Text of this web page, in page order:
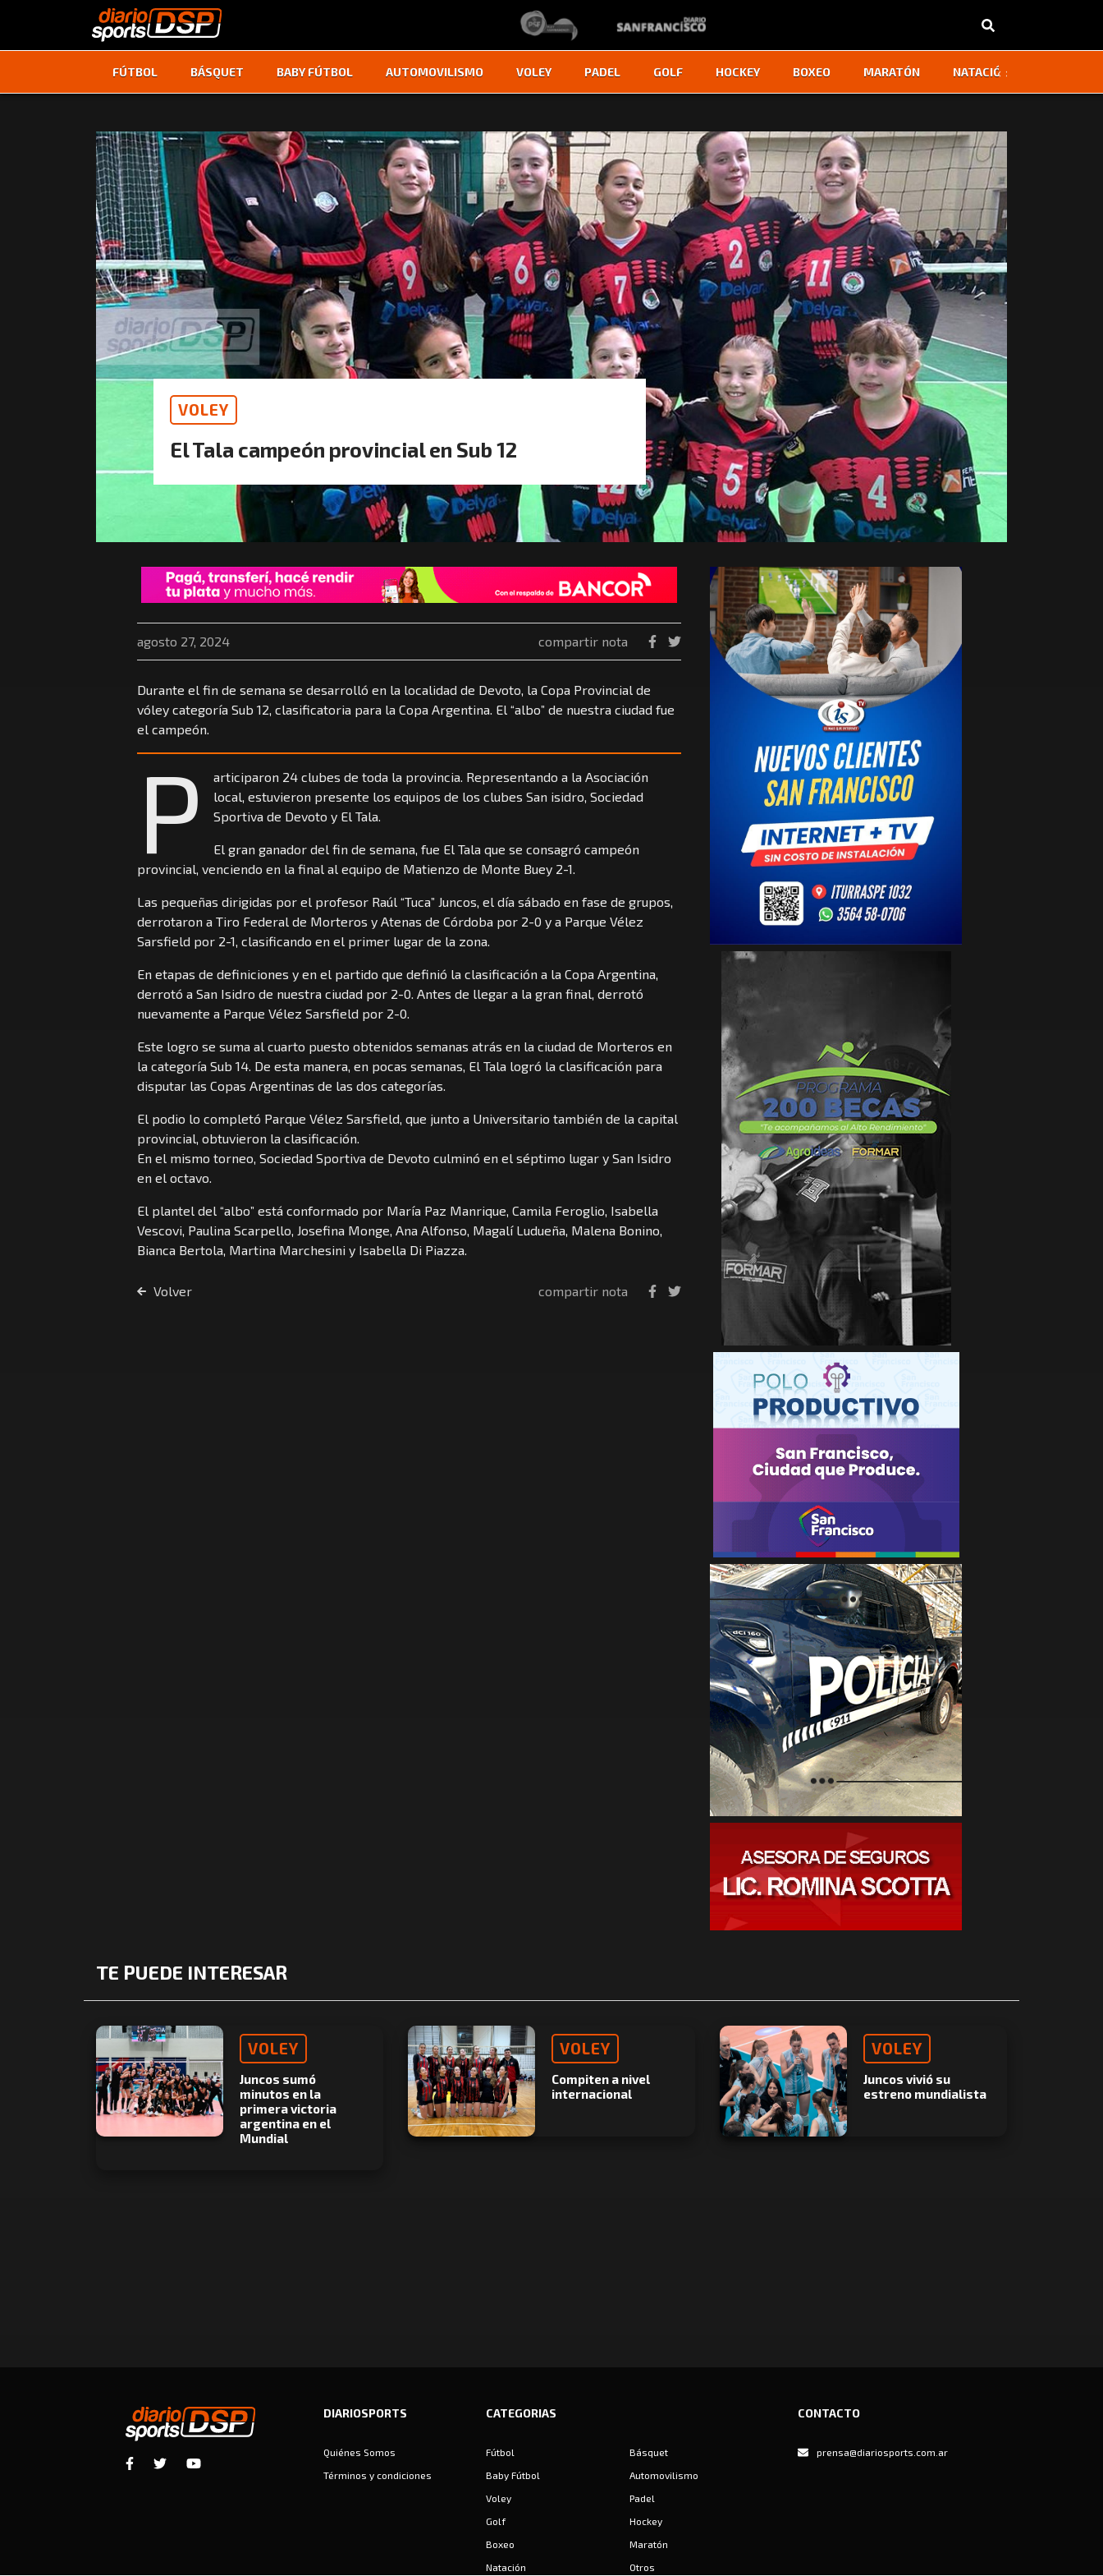
FÚTBOL BÁSQUET BABY FÚTBOL AUTOMOVILISMO VOLEY PADEL GOLF HOCKEY BOXEO MARATÓN NATACIÓN
‹ ›
VOLEY
El Tala campeón provincial en Sub 12
agosto 27, 2024 compartir nota
Durante el fin de semana se desarrolló en la localidad de Devoto, la Copa Provincial de
vóley categoría Sub 12, clasificatoria para la Copa Argentina. El “albo” de nuestra ciudad fue
el campeón.
P
articiparon 24 clubes de toda la provincia. Representando a la Asociación
local, estuvieron presente los equipos de los clubes San isidro, Sociedad
Sportiva de Devoto y El Tala.
El gran ganador del fin de semana, fue El Tala que se consagró campeón
provincial, venciendo en la final al equipo de Matienzo de Monte Buey 2-1.
Las pequeñas dirigidas por el profesor Raúl “Tuca” Juncos, el día sábado en fase de grupos,
derrotaron a Tiro Federal de Morteros y Atenas de Córdoba por 2-0 y a Parque Vélez
Sarsfield por 2-1, clasificando en el primer lugar de la zona.
En etapas de definiciones y en el partido que definió la clasificación a la Copa Argentina,
derrotó a San Isidro de nuestra ciudad por 2-0. Antes de llegar a la gran final, derrotó
nuevamente a Parque Vélez Sarsfield por 2-0.
Este logro se suma al cuarto puesto obtenidos semanas atrás en la ciudad de Morteros en
la categoría Sub 14. De esta manera, en pocas semanas, El Tala logró la clasificación para
disputar las Copas Argentinas de las dos categorías.
El podio lo completó Parque Vélez Sarsfield, que junto a Universitario también de la capital
provincial, obtuvieron la clasificación.
En el mismo torneo, Sociedad Sportiva de Devoto culminó en el séptimo lugar y San Isidro
en el octavo.
El plantel del “albo” está conformado por María Paz Manrique, Camila Feroglio, Isabella
Vescovi, Paulina Scarpello, Josefina Monge, Ana Alfonso, Magalí Ludueña, Malena Bonino,
Bianca Bertola, Martina Marchesini y Isabella Di Piazza.
Volver compartir nota
TE PUEDE INTERESAR
VOLEY
Juncos sumó
minutos en la
primera victoria
argentina en el
Mundial
VOLEY
Compiten a nivel
internacional
VOLEY
Juncos vivió su
estreno mundialista
DIARIOSPORTS
Quiénes Somos
Términos y condiciones
CATEGORIAS
Fútbol
Básquet
Baby Fútbol
Automovilismo
Voley
Padel
Golf
Hockey
Boxeo
Maratón
Natación
Otros
CONTACTO
prensa@diariosports.com.ar